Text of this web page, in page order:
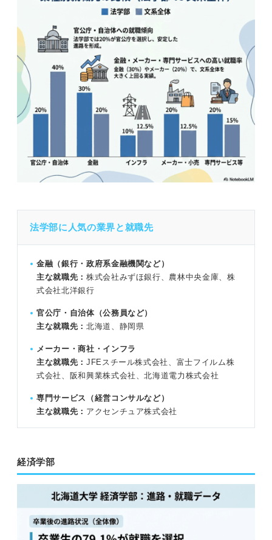
法学部に人気の業界と就職先
金融（銀行・政府系金融機関など）
主な就職先： 株式会社みずほ銀行、農林中央金庫、株
式会社北洋銀行
官公庁・自治体（公務員など）
主な就職先： 北海道、静岡県
メーカー・商社・インフラ
主な就職先： JFEスチール株式会社、富士フイルム株
式会社、阪和興業株式会社、北海道電力株式会社
専門サービス（経営コンサルなど）
主な就職先： アクセンチュア株式会社
経済学部